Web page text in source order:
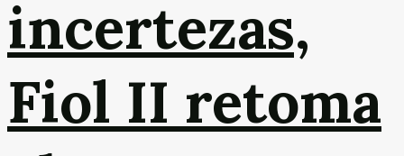
incertezas,
Fiol II retoma